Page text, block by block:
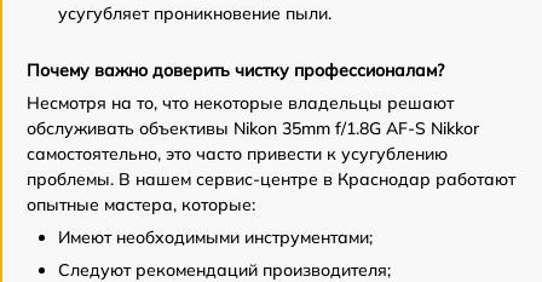
усугубляет проникновение пыли.
Почему важно доверить чистку профессионалам?
Несмотря на то, что некоторые владельцы решают
обслуживать объективы Nikon 35mm f/1.8G AF-S Nikkor
самостоятельно, это часто привести к усугублению
проблемы. В нашем сервис-центре в Краснодар работают
опытные мастера, которые:
Имеют необходимыми инструментами;
Следуют рекомендаций производителя;